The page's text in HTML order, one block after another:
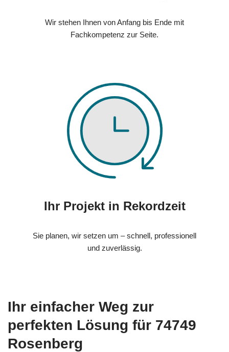
Wir stehen Ihnen von Anfang bis Ende mit
Fachkompetenz zur Seite.
Ihr Projekt in Rekordzeit
Sie planen, wir setzen um – schnell, professionell
und zuverlässig.
Ihr einfacher Weg zur
perfekten Lösung für 74749
Rosenberg